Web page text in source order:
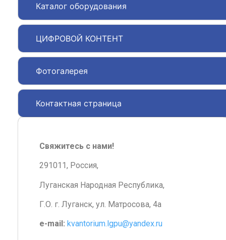
Каталог оборудования
ЦИФРОВОЙ КОНТЕНТ
Фотогалерея
Контактная страница
Свяжитесь с нами!
291011, Россия,
Луганская Народная Республика,
Г.О. г. Луганск, ул. Матросова, 4а
e-mail: kvantorium.lgpu@yandex.ru